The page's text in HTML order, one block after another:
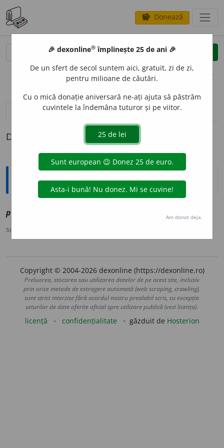
savings Donează
clear
opțiuni
definiții (1)
Definiția cu ID-ul 1205304:
Explicative DEX
pritindiris
sursa:
Copyright © 2004-2026 dexonline (https://dexonline.ro)
Preluarea, stocarea sau utilizarea datelor de pe acest site, inclusiv
prin orice metode de extragere automată (web scraping, crawling),
sunt strict interzise fără acordul nostru prealabil scris, cu excepția
seturilor de date oferite oficial spre utilizare publică (vezi licența).
licență confidențialitate găzduit de Hosterion
🎉 dexonline® împlinește 25 de ani 🎉
De un sfert de secol suntem aici, gratuit, zi de zi,
pentru milioane de căutări.
Cu o mică donație aniversară ne-ați ajuta să păstrăm
cuvintele la îndemâna tuturor și pe viitor.
Am donat deja.